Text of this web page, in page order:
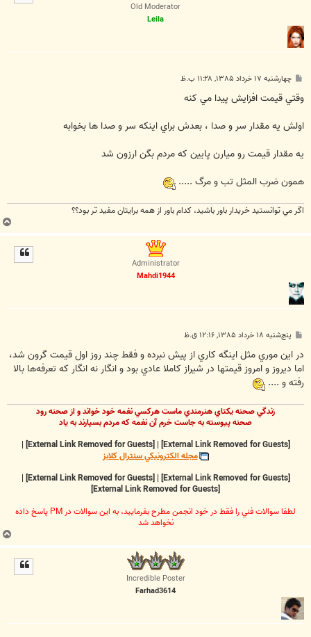
Old Moderator
Leila
پ
ت
چهارشنبه ۱۷ خرداد ۱۳۸۵, ۱۱:۲۸ ب.ظ
وقتي قيمت افزايش پيدا مي كنه
اولش يه مقدار سر و صدا ، بعدش براي اينكه سر و صدا ها بخوابه
يه مقدار قيمت رو ميارن پايين كه مردم بگن ارزون شد
همون ضرب المثل تب و مرگ .....
اگر مي توانستيد خريدار باور باشيد، كدام باور از همه برايتان مفيد تر بود؟؟
ب
ا
Administrator
Mahdi1944
پ
ت
پنج‌شنبه ۱۸ خرداد ۱۳۸۵, ۱۲:۱۶ ق.ظ
در اين موري مثل اينگه كاري از پيش نبرده و فقط چند روز اول قيمت گرون شد،
اما ديروز و امروز قيمتها در شيراز كاملا عادي بود و انگار نه انگار كه تعرفه‌ها بالا
رفته و ....
زندگي صحنه يکتاي هنرمندي ماست هرکسي نغمه خود خواند و از صحنه رود
صحنه پيوسته به جاست خرم آن نغمه که مردم بسپارند به ياد
|
|
مجله الکترونيکي سنترال کلابز
|
|
لطفا سوالات فني را فقط در خود انجمن مطرح بفرماييد، به اين سوالات در PM پاسخ داده
نخواهد شد
ب
ا
Incredible Poster
Farhad3614